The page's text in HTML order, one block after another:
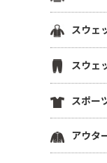
VネックT
ポケット
オーガニ
ツ
リサイク
ドライノ
ドライTシ
ドライポ
綿ポロシ
綿ポロシ
鹿の子ポ
ポケ無し
ポケ付き
ボタンダ
薄手トレ
中肉トレ
厚手トレ
裏毛(裏
裏起毛ト
ドライス
ビッグシ
スウェ
プルオー
ジップパ
薄手パー
中肉パー
厚手パー
スウェ
スウェッ
スウェッ
スウェッ
スポー
スポーツ
スポーツ
アウタ